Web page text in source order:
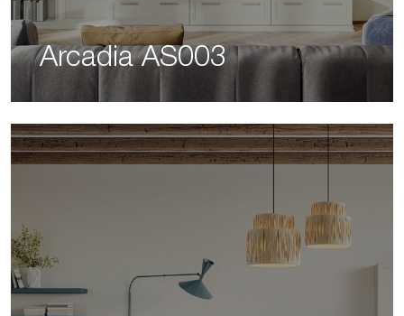
Arcadia AS003